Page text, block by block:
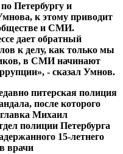
Петербургу и
к этому приводит
и СМИ.
дает обратный
к делу, как только мы
в СМИ начинают
- сказал Умнов.
питерская полиция
после которого
Михаил
полиции Петербурга
15-летнего
врачи